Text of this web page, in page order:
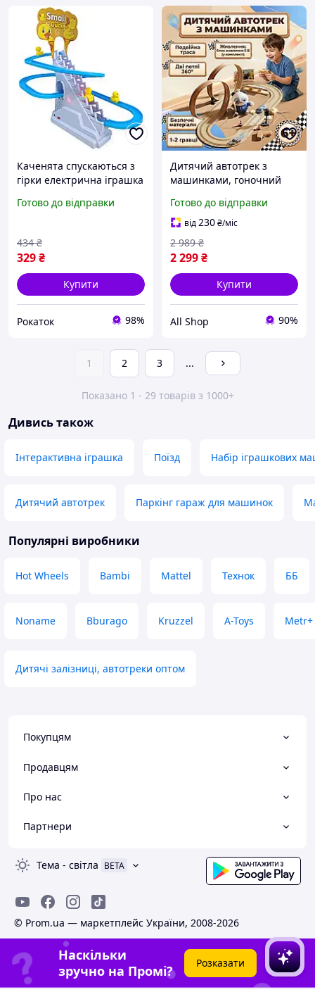
Каченята спускаються з
гірки електрична іграшка
качечками та звуковими
Готово до відправки
329₴
434 ₴
Купити
Рокаток 98%
Дитячий автотрек з
машинками, гоночний
електричний на пульті
керування
Готово до відправки
від230₴/міс
2 299₴
2 989 ₴
Купити
All Shop 90%
1 2 3 ...
Показано 1 - 29 товарів з 1000+
Дивись також
Інтерактивна іграшка Поїзд Набір іграшкових
Дитячий автотрек Паркінг гараж для машинок
Популярні виробники
Hot Wheels Bambi Mattel Технок ББ
Noname Bburago Kruzzel A-Toys Metr+
Дитячі залізниці, автотреки оптом
Покупцям
Продавцям
Про нас
Партнери
Тема - світла BETA
© Prom.ua — маркетплейс України, 2008-2026
Наскільки
зручно на Промі?
Розказати